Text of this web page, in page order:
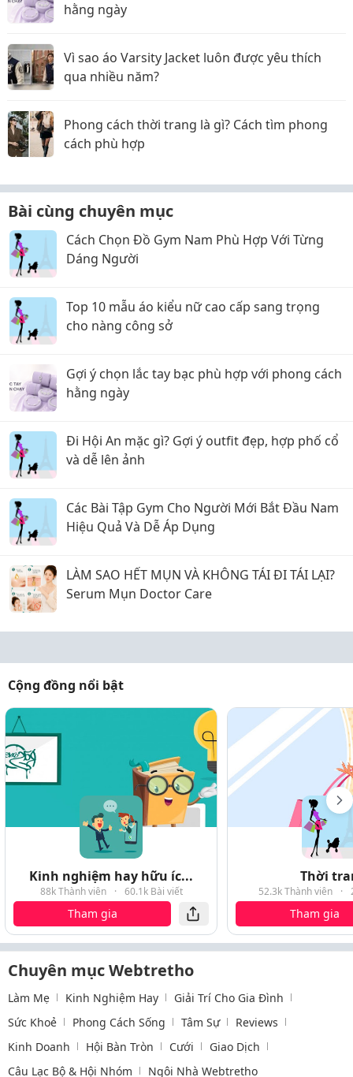
hằng ngày
Vì sao áo Varsity Jacket luôn được yêu thích
qua nhiều năm?
Phong cách thời trang là gì? Cách tìm phong
cách phù hợp
Bài cùng chuyên mục
Cách Chọn Đồ Gym Nam Phù Hợp Với Từng
Dáng Người
Top 10 mẫu áo kiểu nữ cao cấp sang trọng
cho nàng công sở
Gợi ý chọn lắc tay bạc phù hợp với phong cách
hằng ngày
Đi Hội An mặc gì? Gợi ý outfit đẹp, hợp phố cổ
và dễ lên ảnh
Các Bài Tập Gym Cho Người Mới Bắt Đầu Nam
Hiệu Quả Và Dễ Áp Dụng
LÀM SAO HẾT MỤN VÀ KHÔNG TÁI ĐI TÁI LẠI?
Serum Mụn Doctor Care
Cộng đồng nổi bật
Kinh nghiệm hay hữu íc...
88k Thành viên · 60.1k Bài viết
Tham gia
Thời
52.3k Thành viên ·
Tham gia
Chuyên mục Webtretho
Làm Mẹ Kinh Nghiệm Hay
Giải Trí Cho Gia Đình
Sức Khoẻ
Phong Cách Sống Tâm Sự
Reviews
Kinh Doanh
Hội Bàn Tròn Cưới
Giao Dịch
Câu Lạc Bộ & Hội Nhóm
Ngôi Nhà Webtretho